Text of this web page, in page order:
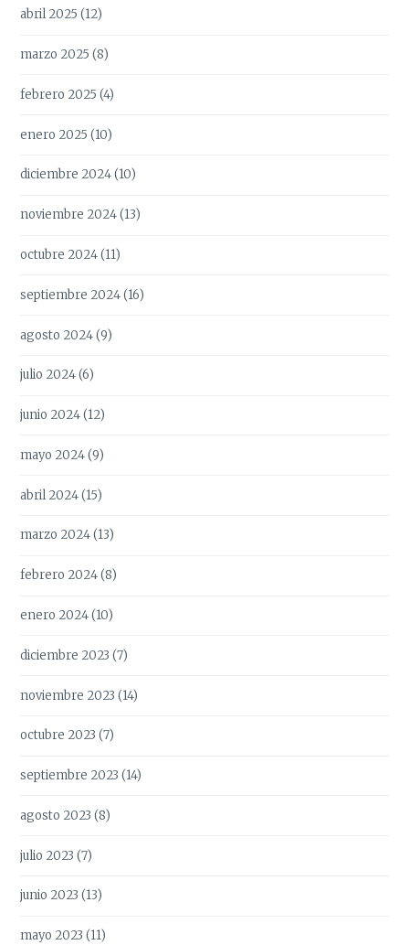
abril 2025 (12)
marzo 2025 (8)
febrero 2025 (4)
enero 2025 (10)
diciembre 2024(10)
noviembre 2024(13)
octubre 2024(11)
septiembre 2024(16)
agosto 2024(9)
julio 2024(6)
junio 2024(12)
mayo 2024(9)
abril 2024(15)
marzo 2024(13)
febrero 2024(8)
enero 2024(10)
diciembre 2023 (7)
noviembre 2023 (14)
octubre 2023 (7)
septiembre 2023 (14)
agosto 2023 (8)
julio 2023 (7)
junio 2023 (13)
mayo 2023 (11)